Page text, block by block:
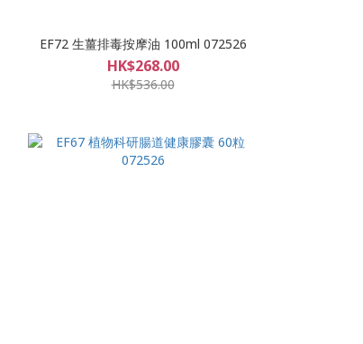
EF72 生薑排毒按摩油 100ml 072526
HK$268.00
HK$536.00